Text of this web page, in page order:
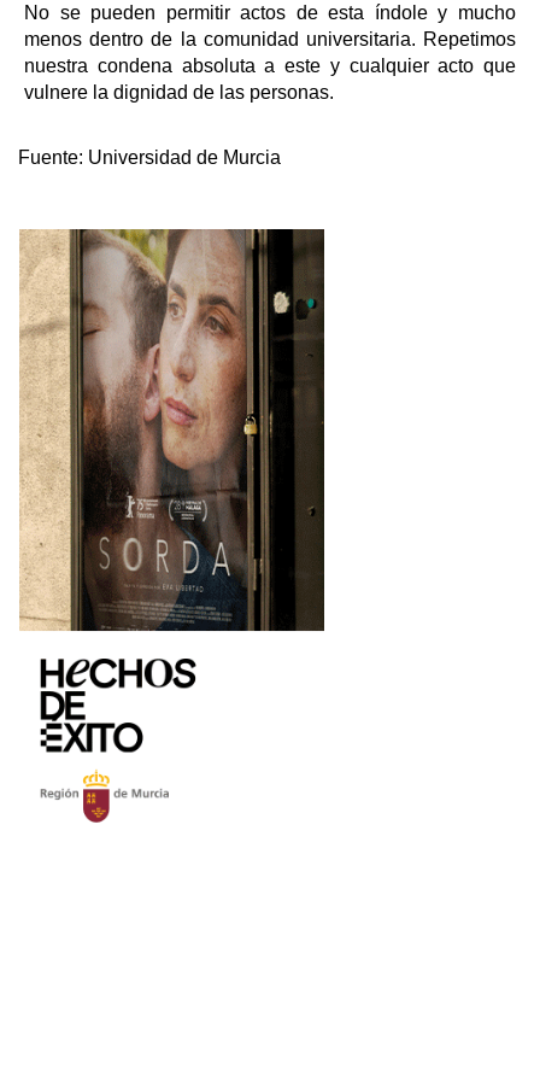
No se pueden permitir actos de esta índole y mucho
menos dentro de la comunidad universitaria. Repetimos
nuestra condena absoluta a este y cualquier acto que
vulnere la dignidad de las personas.
Fuente: Universidad de Murcia